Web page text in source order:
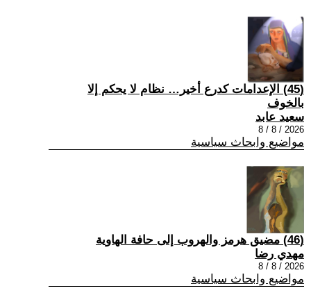
(45) الإعدامات كدرع أخير… نظام لا يحكم إلا
بالخوف
سعيد عابد
2026 / 8 / 8
مواضيع وابحاث سياسية
(46) مضيق هرمز والهروب إلى حافة الهاوية
مهدي رضا
2026 / 8 / 8
مواضيع وابحاث سياسية